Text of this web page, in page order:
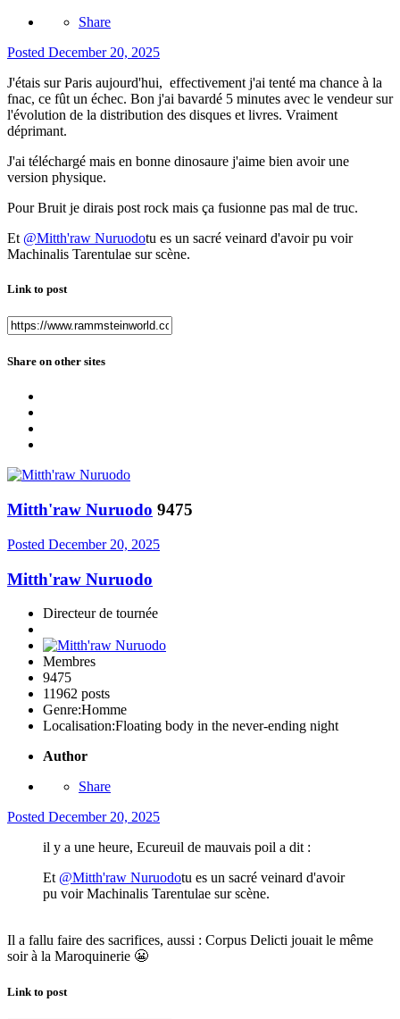
Share
Posted December 20, 2025
J'étais sur Paris aujourd'hui, effectivement j'ai tenté ma chance à la
fnac, ce fût un échec. Bon j'ai bavardé 5 minutes avec le vendeur sur
l'évolution de la distribution des disques et livres. Vraiment
déprimant.
J'ai téléchargé mais en bonne dinosaure j'aime bien avoir une
version physique.
Pour Bruit je dirais post rock mais ça fusionne pas mal de truc.
Et @Mitth'raw Nuruodotu es un sacré veinard d'avoir pu voir
Machinalis Tarentulae sur scène.
Link to post
Share on other sites
Mitth'raw Nuruodo 9475
Posted December 20, 2025
Mitth'raw Nuruodo
Directeur de tournée
Membres
9475
11962 posts
Genre:Homme
Localisation:Floating body in the never-ending night
Author
Share
Posted December 20, 2025
il y a une heure, Ecureuil de mauvais poil a dit :
Et @Mitth'raw Nuruodotu es un sacré veinard d'avoir
pu voir Machinalis Tarentulae sur scène.
Il a fallu faire des sacrifices, aussi : Corpus Delicti jouait le même
soir à la Maroquinerie 😬
Link to post